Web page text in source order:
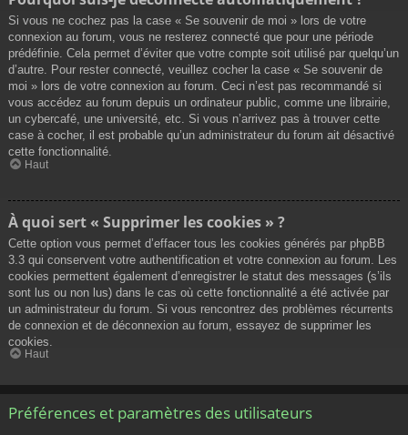
Si vous ne cochez pas la case « Se souvenir de moi » lors de votre
connexion au forum, vous ne resterez connecté que pour une période
prédéfinie. Cela permet d’éviter que votre compte soit utilisé par quelqu’un
d’autre. Pour rester connecté, veuillez cocher la case « Se souvenir de
moi » lors de votre connexion au forum. Ceci n’est pas recommandé si
vous accédez au forum depuis un ordinateur public, comme une librairie,
un cybercafé, une université, etc. Si vous n’arrivez pas à trouver cette
case à cocher, il est probable qu’un administrateur du forum ait désactivé
cette fonctionnalité.
Haut
À quoi sert « Supprimer les cookies » ?
Cette option vous permet d’effacer tous les cookies générés par phpBB
3.3 qui conservent votre authentification et votre connexion au forum. Les
cookies permettent également d’enregistrer le statut des messages (s’ils
sont lus ou non lus) dans le cas où cette fonctionnalité a été activée par
un administrateur du forum. Si vous rencontrez des problèmes récurrents
de connexion et de déconnexion au forum, essayez de supprimer les
cookies.
Haut
Préférences et paramètres des utilisateurs